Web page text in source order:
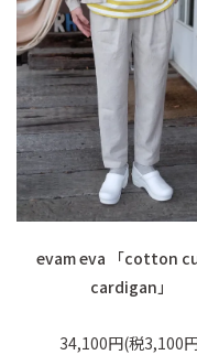
evam eva 「cotton
cardigan」
34,100円(税3,100